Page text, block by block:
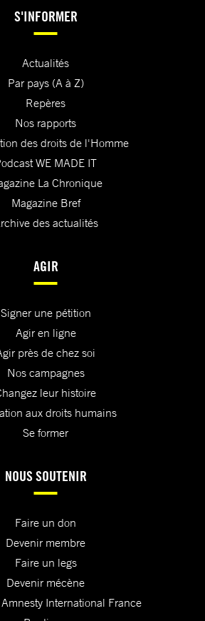
S'INFORMER
Actualités
Par pays (A à Z)
Repères
Nos rapports
des droits de l'Homme
WE MADE IT
La Chronique
Magazine Bref
des actualités
AGIR
Signer une pétition
Agir en ligne
près de chez soi
Nos campagnes
leur histoire
aux droits humains
Se former
NOUS SOUTENIR
Faire un don
Devenir membre
Faire un legs
Devenir mécène
International France